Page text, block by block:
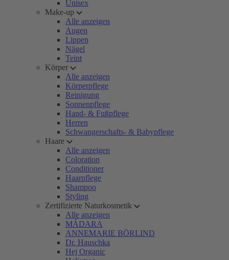
Unisex
Make-up
Alle anzeigen
Augen
Lippen
Nägel
Teint
Körper
Alle anzeigen
Körperpflege
Reinigung
Sonnenpflege
Hand- & Fußpflege
Herren
Schwangerschafts- & Babypflege
Haare
Alle anzeigen
Coloration
Conditioner
Haarpflege
Shampoo
Styling
Zertifizierte Naturkosmetik
Alle anzeigen
MÁDARA
ANNEMARIE BÖRLIND
Dr. Hauschka
Hej Organic